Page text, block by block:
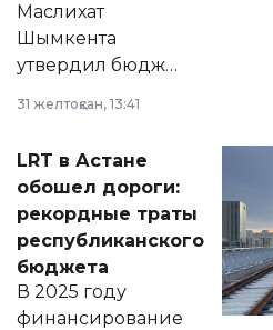
Маслихат
Шымкента
утвердил бюджет
2028 годы.
документ
появился в базе
нормативных
правовых актов и
на сайте маслихат
города.
31 желтоқсан, 13:41
LRT в Астане
обошел дороги:
рекордные траты
республиканского
бюджета
В 2025 году
финансирование